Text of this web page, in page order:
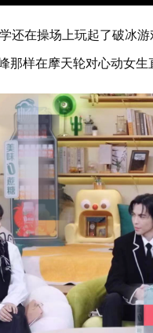
在操场上玩起了破冰游
那样在摩天轮对心动女生